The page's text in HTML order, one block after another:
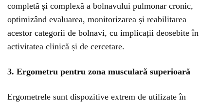
completă și complexă a bolnavului pulmonar cronic,
optimizând evaluarea, monitorizarea și reabilitarea
acestor categorii de bolnavi, cu implicații deosebite în
activitatea clinică și de cercetare.
3. Ergometru pentru zona musculară superioară
Ergometrele sunt dispozitive extrem de utilizate în